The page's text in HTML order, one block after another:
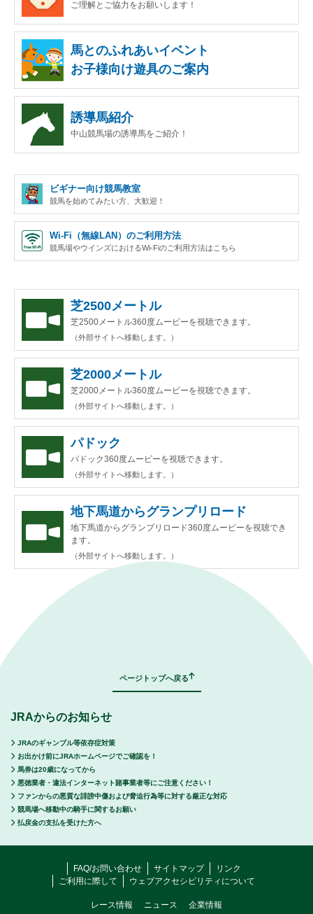
ご理解とご協力をお願いします！
馬とのふれあいイベント
お子様向け遊具のご案内
誘導馬紹介
中山競馬場の誘導馬をご紹介！
ビギナー向け競馬教室
競馬を始めてみたい方、大歓迎！
Wi-Fi（無線LAN）のご利用方法
競馬場やウインズにおけるWi-Fiのご利用方法はこちら
芝2500メートル
芝2500メートル360度ムービーを視聴できます。
（外部サイトへ移動します。）
芝2000メートル
芝2000メートル360度ムービーを視聴できます。
（外部サイトへ移動します。）
パドック
パドック360度ムービーを視聴できます。
（外部サイトへ移動します。）
地下馬道からグランプリロード
地下馬道からグランプリロード360度ムービーを視聴でき
ます。
（外部サイトへ移動します。）
ページトップへ戻る
JRAからのお知らせ
JRAのギャンブル等依存症対策
お出かけ前にJRAホームページでご確認を！
馬券は20歳になってから
悪徳業者・違法インターネット賭事業者等にご注意ください！
ファンからの悪質な誹謗中傷および脅迫行為等に対する厳正な対応
競馬場へ移動中の騎手に関するお願い
払戻金の支払を受けた方へ
FAQ/お問い合わせ サイトマップ
リンク
ご利用に際して
ウェブアクセシビリティについて
レース情報 ニュース 企業情報